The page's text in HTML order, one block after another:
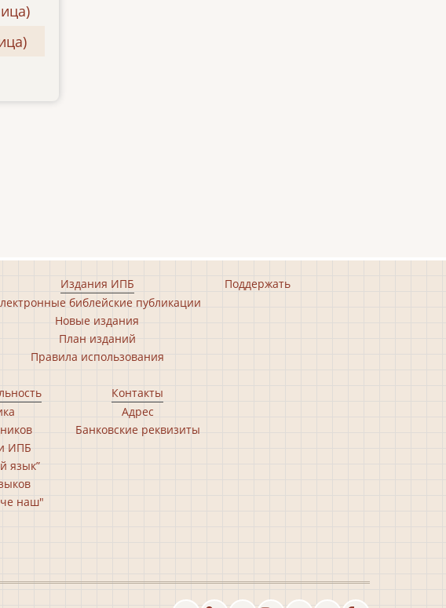
Издания ИПБ
библейские публикации
Новые издания
План изданий
Правила использования
Поддержать
ИПБ
язык”
наш"
Контакты
Адрес
Банковские реквизиты